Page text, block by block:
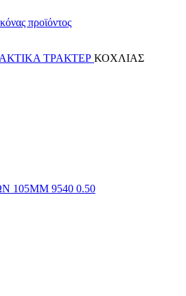
ΤΡΑΚΤΕΡ ΚΟΧΛΙΑΣ
105ΜΜ 9540 0.50